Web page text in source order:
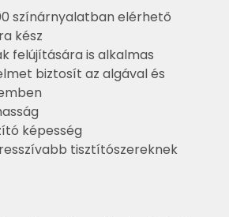
színárnyalatban elérhető
kész
felújítására is alkalmas
biztosít az algával és
képesség
tisztítószereknek